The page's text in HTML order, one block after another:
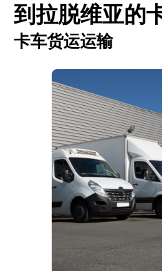
到拉脱维亚的
卡车货运运输